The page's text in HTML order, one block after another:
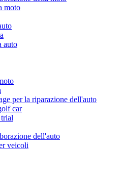
moto
auto
per la riparazione dell'auto
car
dell'auto
veicoli